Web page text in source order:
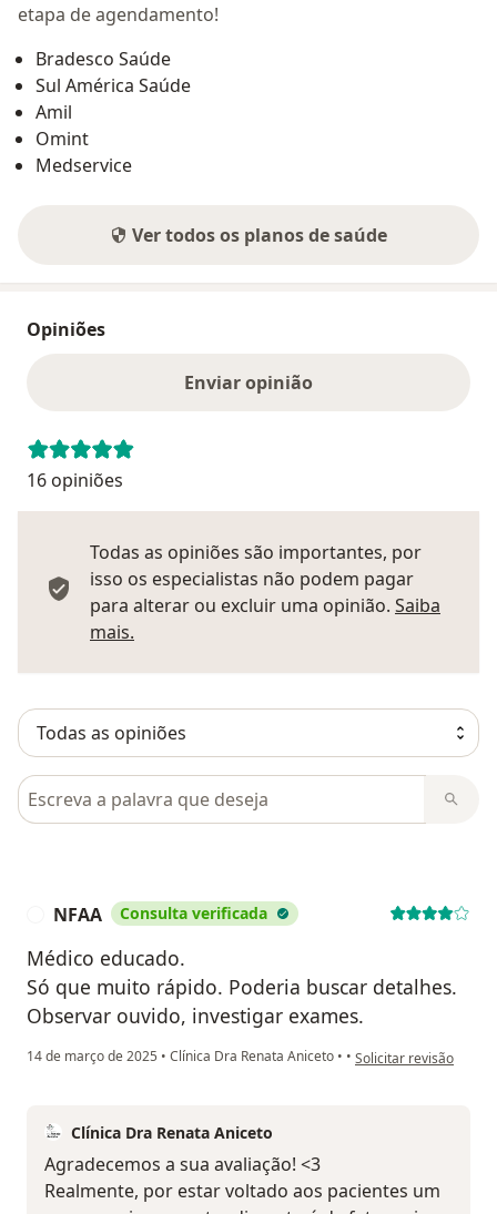
etapa de agendamento!
Bradesco Saúde
Sul América Saúde
Amil
Omint
Medservice
Ver todos os planos de saúde
Opiniões
Enviar opinião
16 opiniões
Todas as opiniões são importantes, por
isso os especialistas não podem pagar
para alterar ou excluir uma opinião. Saiba
mais.
Pesquisar em opiniões
NFAA Consulta verificada
Médico educado.
Só que muito rápido. Poderia buscar detalhes.
Observar ouvido, investigar exames.
14 de março de 2025 • Clínica Dra Renata Aniceto • • na opinião do
Solicitar revisão
Clínica Dra Renata Aniceto
Agradecemos a sua avaliação! <3
Realmente, por estar voltado aos pacientes um